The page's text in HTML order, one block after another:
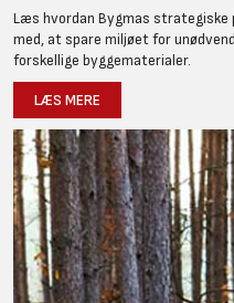
Læs hvordan Bygmas
med, at spare miljøet for
forskellige byggematerialer.
LÆS MERE